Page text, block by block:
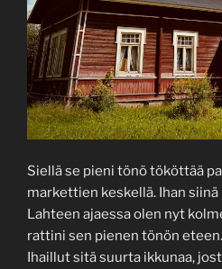
Siellä se pieni tönö tököttää
markettien keskellä. Ihan
Lahteen ajaessa olen nyt
rattini sen pienen tönön
Ihaillut sitä suurta ikkunaa,